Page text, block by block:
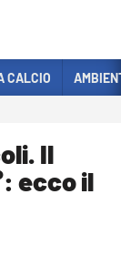
CALCIO
Il
ecco il